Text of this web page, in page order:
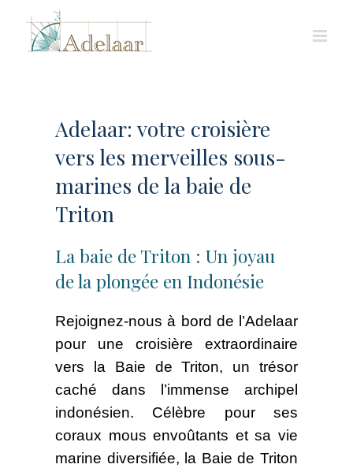
content
Adelaar: votre croisière
vers les merveilles sous-
marines de la baie de
Triton
La baie de Triton : Un joyau
de la plongée en Indonésie
Rejoignez-nous à bord de l’Adelaar
pour une croisière extraordinaire
vers la Baie de Triton, un trésor
caché dans l’immense archipel
indonésien. Célèbre pour ses
coraux mous envoûtants et sa vie
marine diversifiée, la Baie de Triton